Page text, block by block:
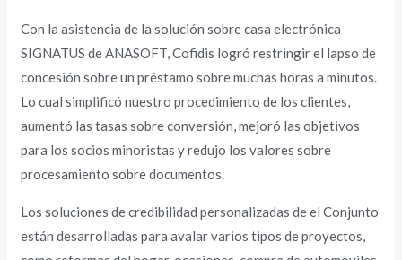
Con la asistencia de la solución sobre casa electrónica
SIGNATUS de ANASOFT, Cofidis logró restringir el lapso de
concesión sobre un préstamo sobre muchas horas a minutos.
Lo cual simplificó nuestro procedimiento de los clientes,
aumentó las tasas sobre conversión, mejoró las objetivos
para los socios minoristas y redujo los valores sobre
procesamiento sobre documentos.
Los soluciones de credibilidad personalizadas de el Conjunto
están desarrolladas para avalar varios tipos de proyectos,